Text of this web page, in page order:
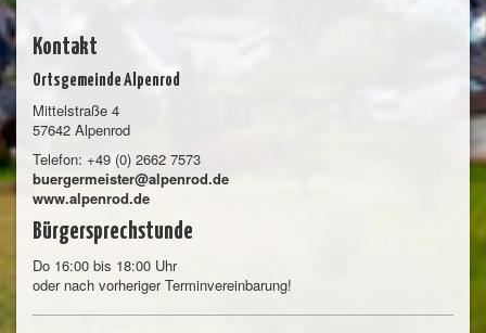
Kontakt
Ortsgemeinde Alpenrod
Mittelstraße 4
57642 Alpenrod
Telefon: +49 (0) 2662 7573
buergermeister@alpenrod.de
www.alpenrod.de
Bürgersprechstunde
Do 16:00 bis 18:00 Uhr
oder nach vorheriger Terminvereinbarung!